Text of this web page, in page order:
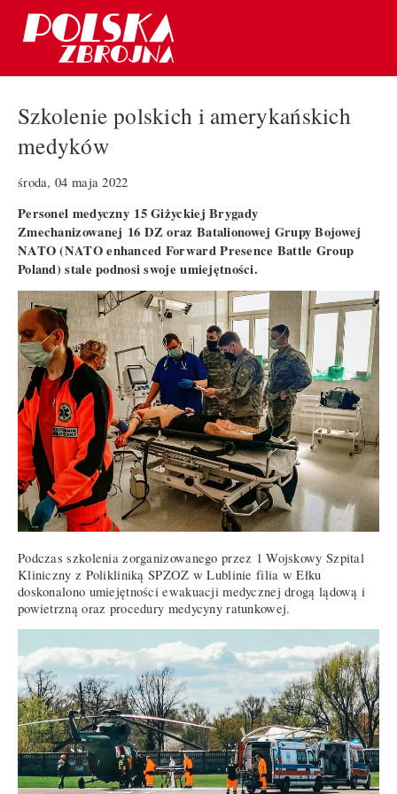
Szkolenie polskich i amerykańskich
medyków
środa, 04 maja 2022
Personel medyczny 15 Giżyckiej Brygady
Zmechanizowanej 16 DZ oraz Batalionowej Grupy Bojowej
NATO (NATO enhanced Forward Presence Battle Group
Poland) stale podnosi swoje umiejętności.
Podczas szkolenia zorganizowanego przez 1 Wojskowy Szpital
Kliniczny z Polikliniką SPZOZ w Lublinie filia w Ełku
doskonalono umiejętności ewakuacji medycznej drogą lądową i
powietrzną oraz procedury medycyny ratunkowej.